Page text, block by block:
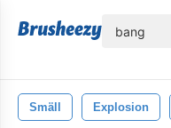
Smäll Explosion